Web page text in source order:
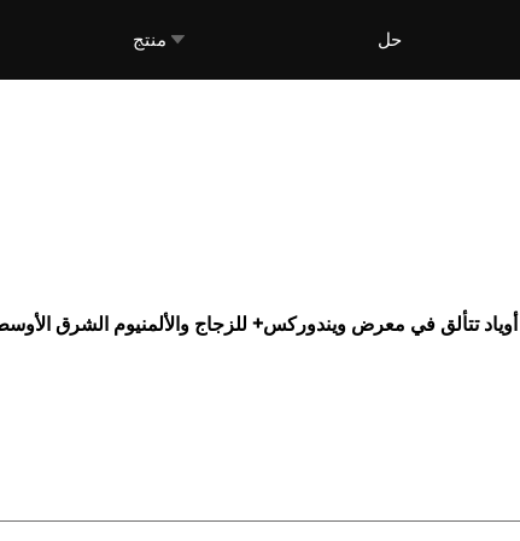
منتج حل
تتألق في معرض ويندوركس+ للزجاج والألمنيوم الشرق الأوسط